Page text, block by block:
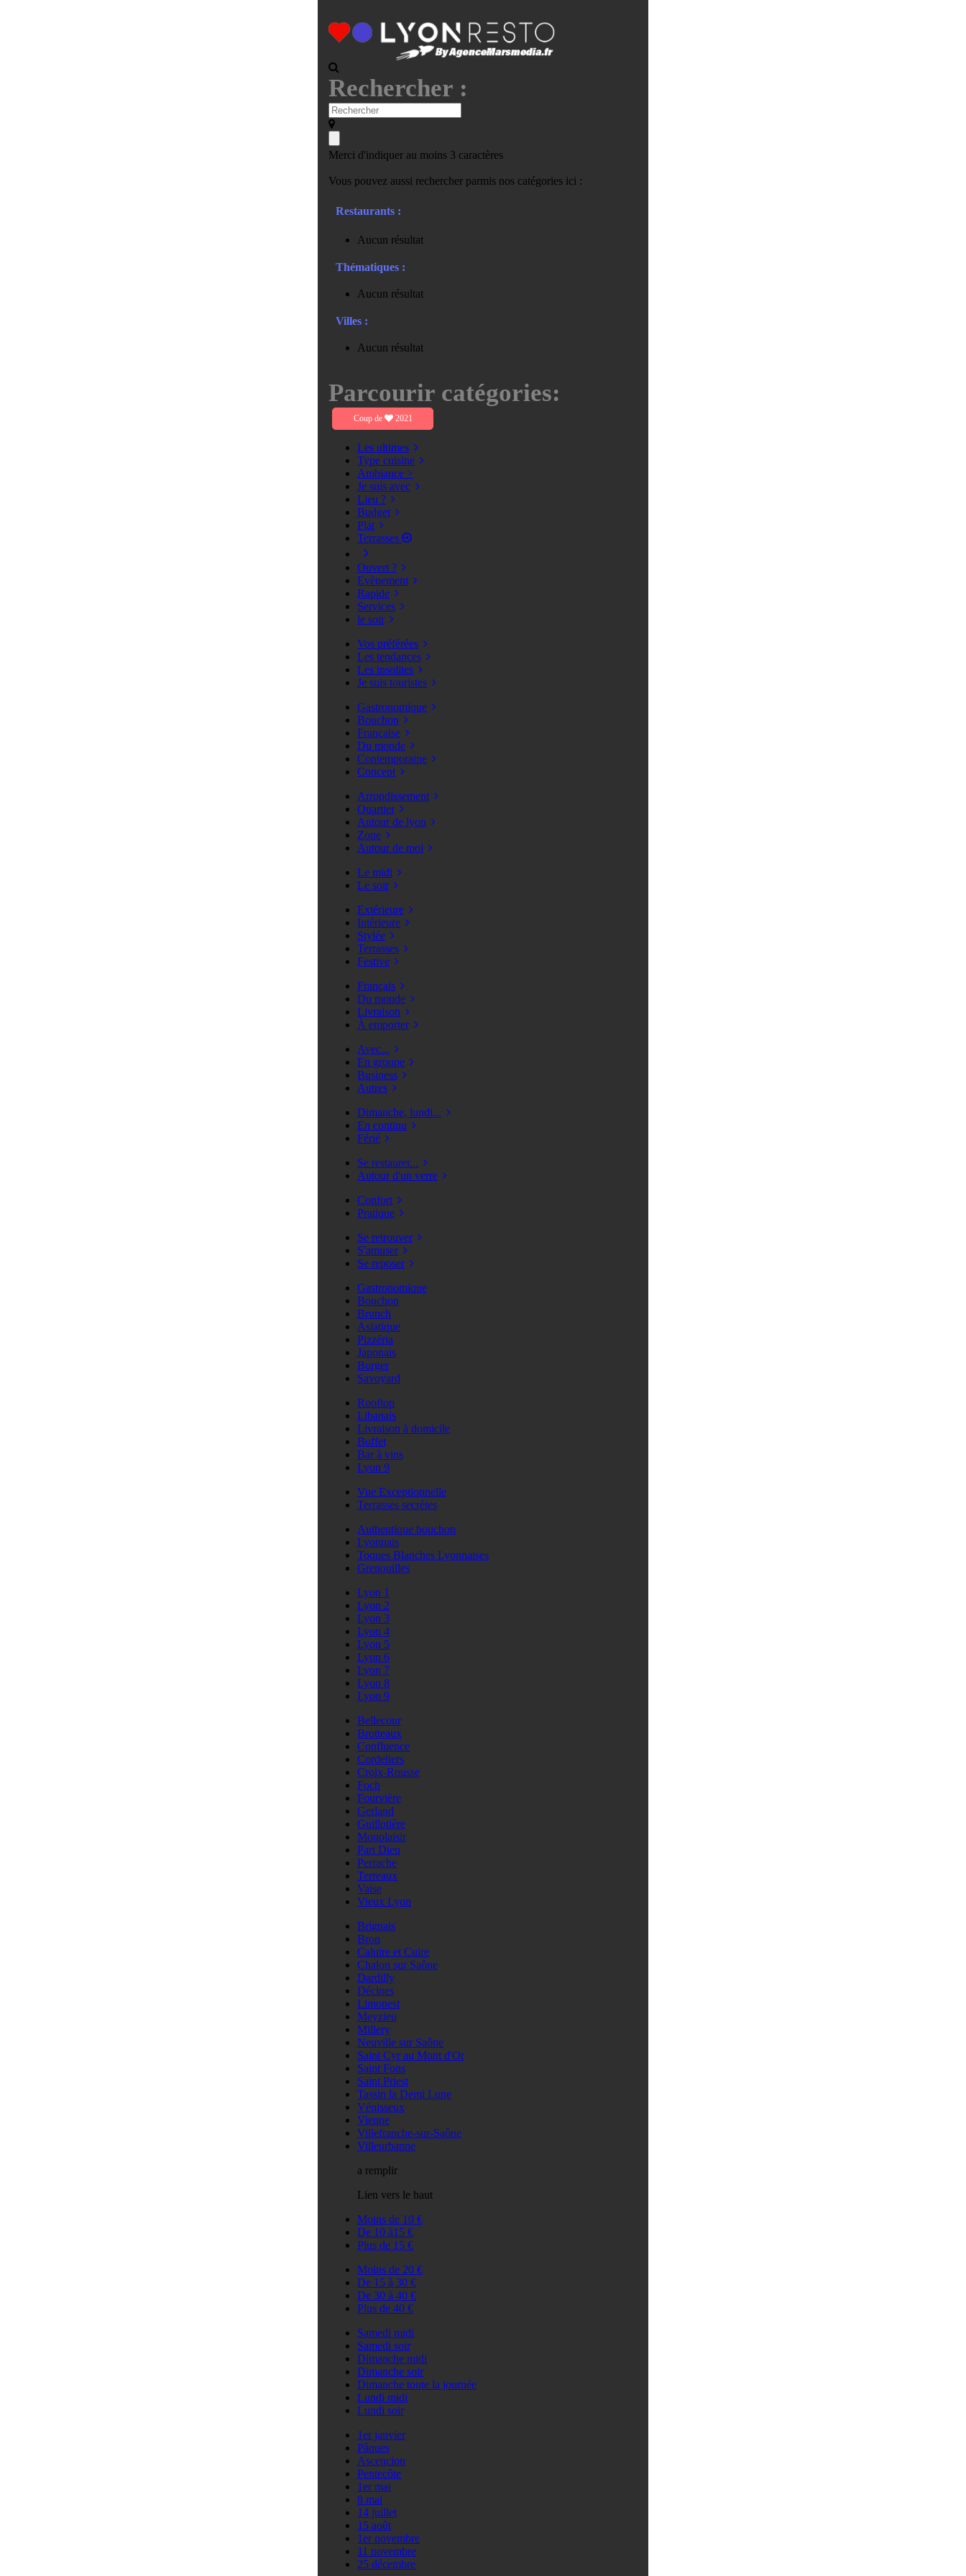
Rechercher :
Merci d'indiquer au moins 3 caractères
Vous pouvez aussi rechercher parmis nos catégories ici :
Restaurants :
Aucun résultat
Thématiques :
Aucun résultat
Villes :
Aucun résultat
Parcourir catégories:
Coup de 2021
Les ultimes
Type cuisine
Ambiance >
Je suis avec
Lieu ?
Budget
Plat
Terrasses
Ouvert ?
Evènement
Rapide
Services
le soir
Vos préférées
Les tendances
Les insolites
Je suis touristes
Gastronomique
Bouchon
Française
Du monde
Contemporaine
Concept
Arrondissement
Quartier
Autour de lyon
Zone
Autour de moi
Le midi
Le soir
Extérieure
Intérieure
Stylée
Terrasses
Festive
Français
Du monde
Livraison
À emporter
Avec...
En groupe
Business
Autres
Dimanche, lundi...
En continu
Férié
Se restaurer...
Autour d'un verre
Confort
Pratique
Se retrouver
S'amuser
Se reposer
Gastronomique
Bouchon
Brunch
Asiatique
Pizzéria
Japonais
Burger
Savoyard
Rooftop
Libanais
Livraison à domicile
Buffet
Bar à vins
Lyon 9
Vue Exceptionnelle
Terrasses secrètes
Authentique bouchon
Lyonnais
Toques Blanches Lyonnaises
Grenouilles
Lyon 1
Lyon 2
Lyon 3
Lyon 4
Lyon 5
Lyon 6
Lyon 7
Lyon 8
Lyon 9
Bellecour
Brotteaux
Confluence
Cordeliers
Croix-Rousse
Foch
Fourvière
Gerland
Guillotière
Monplaisir
Part Dieu
Perrache
Terreaux
Vaise
Vieux Lyon
Brignais
Bron
Caluire et Cuire
Chalon sur Saône
Dardilly
Décines
Limonest
Meyzieu
Millery
Neuville sur Saône
Saint Cyr au Mont d'Or
Saint Fons
Saint Priest
Tassin la Demi Lune
Vénisseux
Vienne
Villefranche-sur-Saône
Villeurbanne
a remplir
Lien vers le haut
Moins de 10 €
De 10 à15 €
Plus de 15 €
Moins de 20 €
De 15 à 30 €
De 30 à 40 €
Plus de 40 €
Samedi midi
Samedi soir
Dimanche midi
Dimanche soir
Dimanche toute la journée
Lundi midi
Lundi soir
1er janvier
Pâques
Ascencion
Pentecôte
1er mai
8 mai
14 juillet
15 août
1er novembre
11 novembre
25 décembre